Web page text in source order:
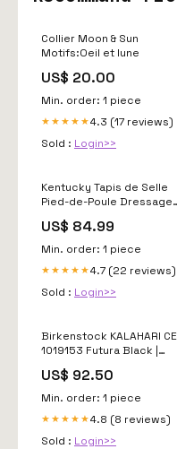
Collier Moon & Sun
Motifs:Oeil et lune
US$ 20.00
Min. order: 1 piece
★★★★★4.3 (17 reviews)
Sold : Login>>
Kentucky Tapis de Selle
Pied-de-Poule Dressage
US$ 84.99
Min. order: 1 piece
★★★★★4.7 (22 reviews)
Sold : Login>>
Birkenstock KALAHARI CE
1019153 Futura Black |
Régulière Size:36
US$ 92.50
Min. order: 1 piece
★★★★★4.8 (8 reviews)
Sold : Login>>